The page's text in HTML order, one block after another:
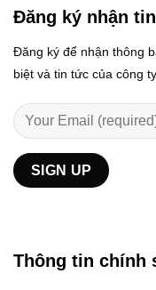
Thông tin chính
Đăng ký nhận tin
Đăng ký để nhận thông
biệt và tin tức của công ty.